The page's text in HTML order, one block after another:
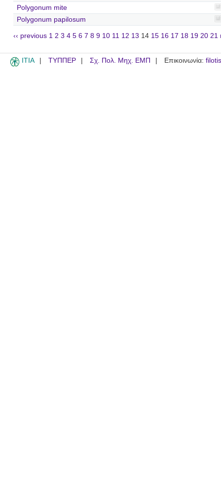
Polygonum mite
Polygonum papilosum
‹‹ previous 1 2 3 4 5 6 7 8 9 10 11 12 13 14 15 16 17 18 19 20 21
ITIA ΤΥΠΠΕΡ Σχ. Πολ. Μηχ. ΕΜΠ Επικοινωνία: